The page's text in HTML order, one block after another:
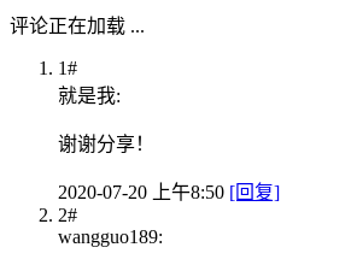
评论正在加载 ...
1#
就是我:
谢谢分享！
2020-07-20 上午8:50 [回复]
2#
wangguo189: